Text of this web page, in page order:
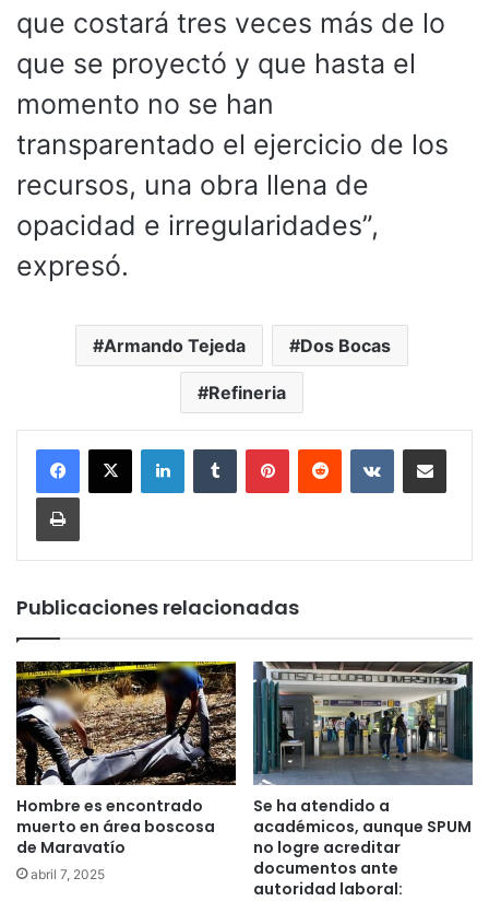
que costará tres veces más de lo
que se proyectó y que hasta el
momento no se han
transparentado el ejercicio de los
recursos, una obra llena de
opacidad e irregularidades”,
expresó.
Armando Tejeda Dos Bocas
Refineria
LinkedInTumblr PinterestReddit VKontakteCompartir por
Imprimir
Publicaciones relacionadas
Hombre es encontrado
muerto en área boscosa
de Maravatío
abril 7, 2025
Se ha atendido a
académicos, aunque SPUM
no logre acreditar
documentos ante
autoridad laboral: